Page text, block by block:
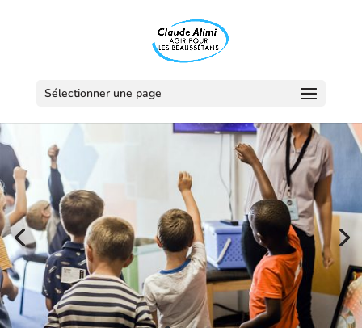
Sélectionner une page